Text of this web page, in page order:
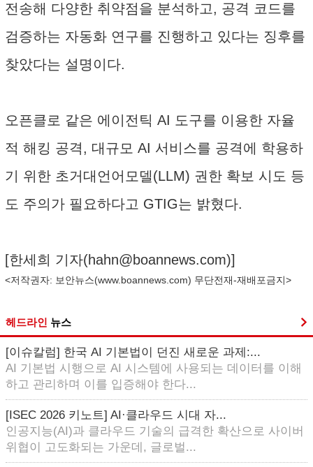
전송해 다양한 취약점을 분석하고, 공격 코드를
검증하는 자동화 연구를 진행하고 있다는 징후를
찾았다는 설명이다.
오픈클로 같은 에이전틱 AI 도구를 이용한 자율
적 해킹 공격, 대규모 AI 서비스를 공격에 학용하
기 위한 초거대언어모델(LLM) 권한 확보 시도 등
도 주의가 필요하다고 GTIG는 밝혔다.
[한세희 기자(hahn@boannews.com)]
<저작권자: 보안뉴스(www.boannews.com) 무단전재-재배포금지>
헤드라인 뉴스
[이슈칼럼] 한국 AI 기본법이 던진 새로운 과제:...
AI 기본법 시행으로 AI 시스템에 사용되는 데이터를 이해
하고 관리하며 이를 입증해야 한다...
[ISEC 2026 키노트] AI·클라우드 시대 자...
인공지능(AI)과 클라우드 기술의 급격한 확산으로 사이버
위협이 고도화되는 가운데, 글로벌...